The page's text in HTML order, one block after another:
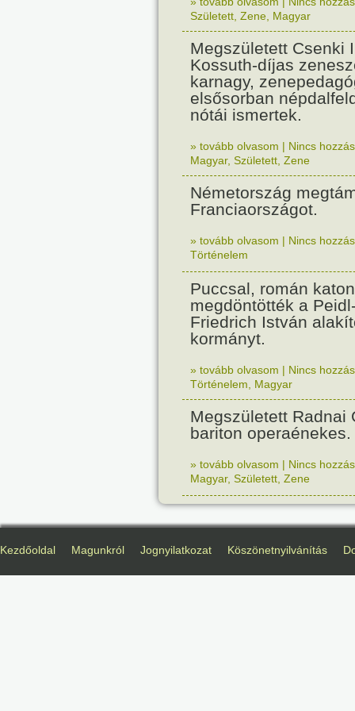
Született Zene Magyar
Megszületett Csenki
Kossuth-díjas
karnagy,
elsősorban
nótái ismertek.
» tovább olvasom | Nincs
Magyar, Született Zene
Németország
Franciaországot.
» tovább olvasom | Nincs
Történelem
Puccsal, román
megdöntötték a
Friedrich István
kormányt.
» tovább olvasom | Nincs
Történelem
Magyar
Megszületett Radnai
bariton operaénekes.
» tovább olvasom | Nincs
Magyar, Született Zene
Kezdőoldal Magunkról Jognyilatkozat Köszönetnyilvánítás